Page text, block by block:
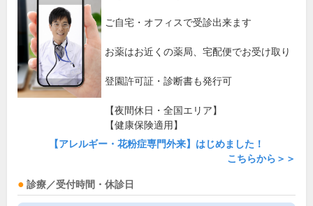
ご自宅・オフィスで受診出来ます
お薬はお近くの薬局、宅配便でお受け取り
登園許可証・診断書も発行可
【夜間休日・全国エリア】
【健康保険適用】
【アレルギー・花粉症専門外来】はじめました！
こちらから＞＞
診療／受付時間・休診日